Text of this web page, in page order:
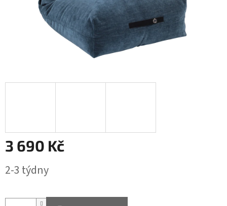
3 690 Kč
cena:
2-3 týdny